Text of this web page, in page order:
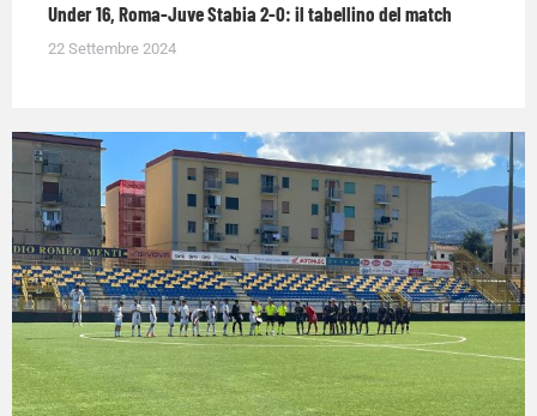
Under 16, Roma-Juve Stabia 2-0: il tabellino del match
22 Settembre 2024